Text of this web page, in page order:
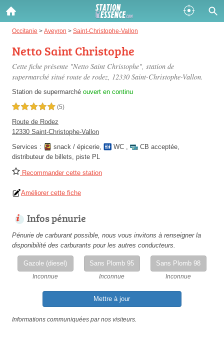
Occitanie > Aveyron > Saint-Christophe-Vallon
Netto Saint Christophe
Cette fiche présente "Netto Saint Christophe", station de
supermarché situé route de rodez, 12330 Saint-Christophe-Vallon.
Station de supermarché ouvert en continu
5,0 étoiles sur 5 (5)
Route de Rodez
12330 Saint-Christophe-Vallon
Services :
snack / épicerie, WC , CB acceptée,
distributeur de billets, piste PL
Recommander cette station
Améliorer cette fiche
Infos pénurie
Pénurie de carburant possible, nous vous invitons à renseigner la
disponibilité des carburants pour les autres conducteurs.
Gazole (diesel)
Inconnue
Sans Plomb 95
Inconnue
Sans Plomb 98
Inconnue
Mettre à jour
Informations communiquées par nos visiteurs.
Gazole :
Disponible
SP 98 :
Disponible
SP 95 :
Disponible